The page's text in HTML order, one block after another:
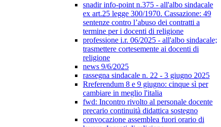
snadir info-point n.375 - all'albo sindacale
ex art.25 legge 300/1970. Cassazione: 49
sentenze contro l’abuso dei contratti a
termine per i docenti di religione
professione i.r. 06/2025 - all'albo sindacale;
trasmettere cortesemente ai docenti di
religione
news 9/6/2025
rassegna sindacale n. 22 - 3 giugno 2025
Rreferendum 8 e 9 giugno: cinque sì per
cambiare in meglio l'italia
fwd: Incontro rivolto al personale docente
precario continuità didattica sostegno
convocazione assemblea fuori orario di